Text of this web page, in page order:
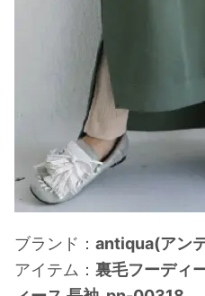
ブランド： antiqua(アン
アイテム： 裏毛フーディ